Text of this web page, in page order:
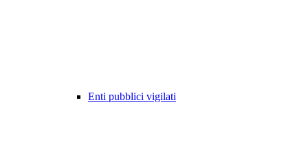
Enti pubblici vigilati